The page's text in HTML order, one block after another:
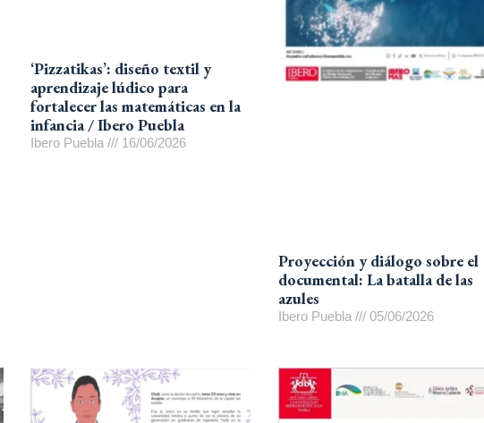
‘Pizzatikas’: diseño textil y
aprendizaje lúdico para
fortalecer las matemáticas en la
infancia / Ibero Puebla
Ibero Puebla 16/06/2026
Proyección y diálogo sobre el
documental: La batalla de las
azules
Ibero Puebla 05/06/2026